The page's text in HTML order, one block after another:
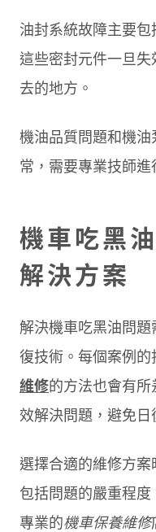
油封系統故障主要包
這些密封元件一旦
去的地方。
機油品質問題和機
常，需要專業技師進
機車吃黑
解決方案
解決機車吃黑油問
復技術。每個案例
維修的方法也會有
效解決問題，避免日
選擇合適的維修方案
包括問題的嚴重程度
專業的機車保養維修